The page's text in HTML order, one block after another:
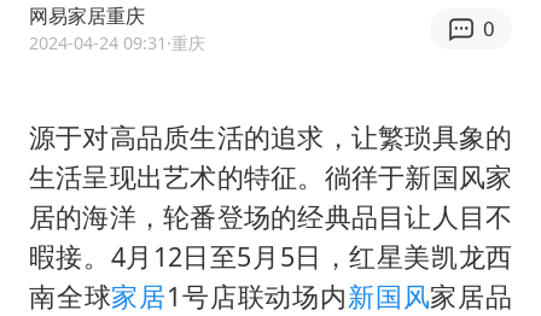
38岁演员求职万岁山NPC成功
U17国足三连胜晋级明日之星半决赛
胡彦斌获《歌手2026》歌王
胜宏科技：股票交易异常波动
美股存储板块集体大跌
网易家居重庆
2024-04-24 09:31 ·重庆
0
源于对高品质生活的追求，让繁琐具象的
生活呈现出艺术的特征。徜徉于新国风家
居的海洋，轮番登场的经典品目让人目不
暇接。4月12日至5月5日，红星美凯龙西
南全球家居1号店联动场内新国风家居品